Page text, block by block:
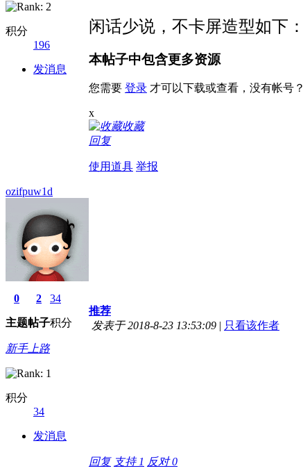
积分
196
发消息
闲话少说，不卡屏造型如下：
本帖子中包含更多资源
您需要 登录 才可以下载或查看，没有帐号？
x
收藏
回复
使用道具 举报
ozifpuw1d
0
主题
2
帖子
34
积分
新手上路
积分
34
发消息
推荐
发表于 2018-8-23 13:53:09 | 只看该作者
回复 支持 1 反对0